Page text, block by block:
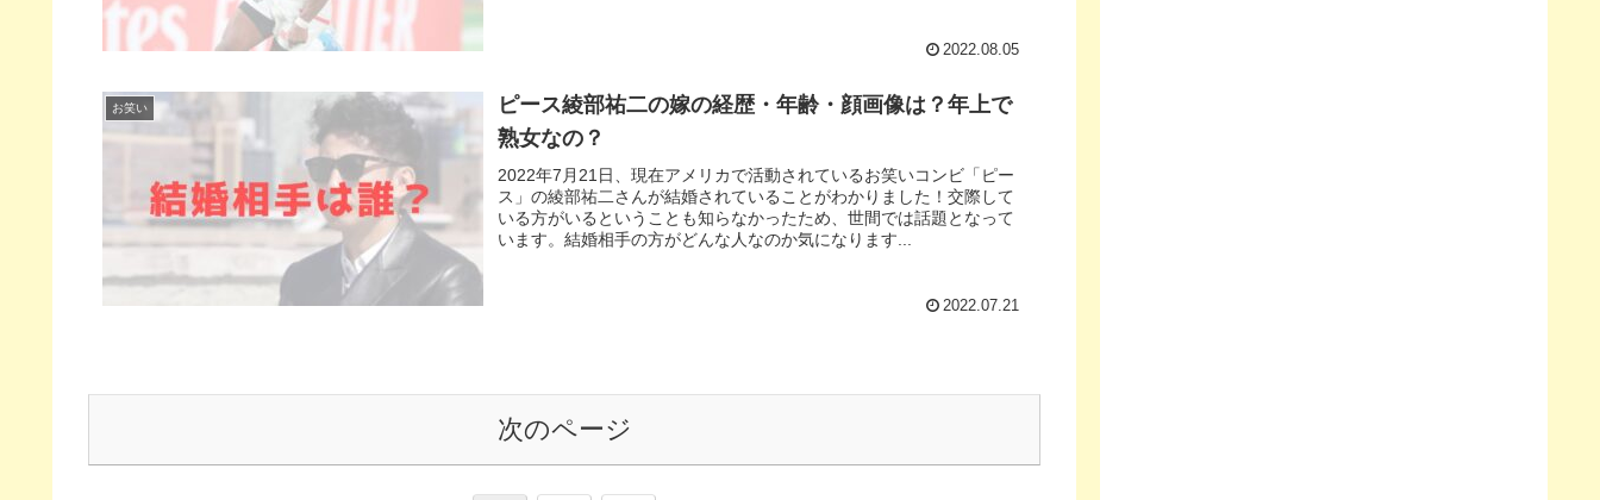
2022.08.05
お笑い
ピース綾部祐二の嫁の経歴・年齢・顔画像は？年上で
熟女なの？
2022年7月21日、現在アメリカで活動されているお笑いコンビ「ピー
ス」の綾部祐二さんが結婚されていることがわかりました！交際して
いる方がいるということも知らなかったため、世間では話題となって
います。結婚相手の方がどんな人なのか気になります...
2022.07.21
次のページ